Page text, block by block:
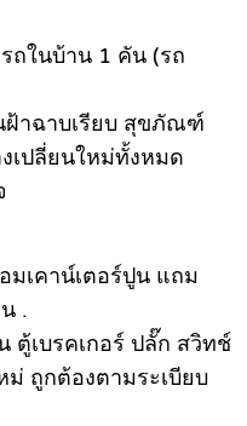
ถในบ้าน 1 คัน (รถ
ฝ้าฉาบเรียบ สุขภัณฑ์
เปลี่ยนใหม่ทั้งหมด
มเคาน์เตอร์ปูน แถม
.
ตู้เบรคเกอร์ ปลั๊ก สวิทช์
ม่ ถูกต้องตามระเบียบ